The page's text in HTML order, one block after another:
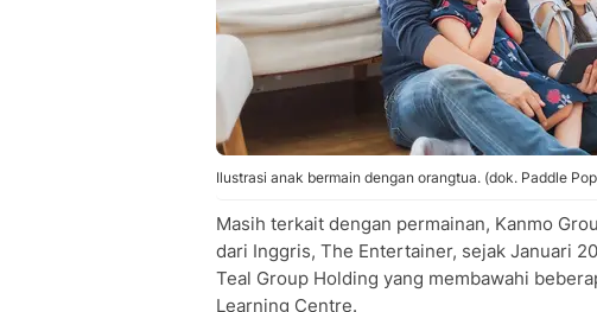
Ilustrasi anak bermain dengan orangtua. (dok. Paddle
Masih terkait dengan permainan, Kanmo
dari Inggris, The Entertainer, sejak Januari
Teal Group Holding yang membawahi
Learning Centre.